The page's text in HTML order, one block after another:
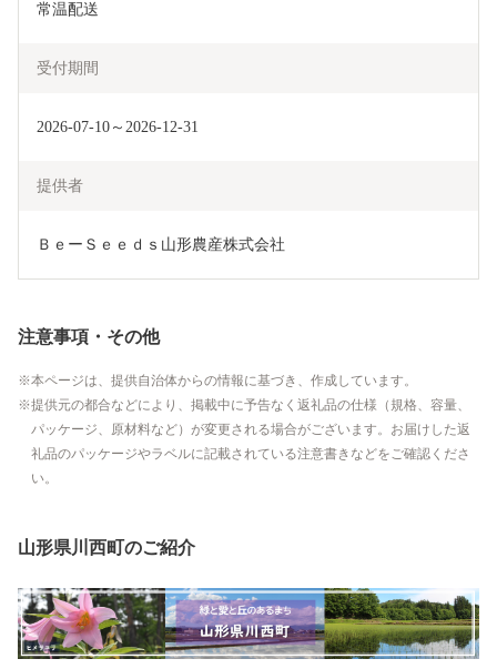
常温配送
受付期間
2026-07-10～2026-12-31
提供者
ＢｅーＳｅｅｄｓ山形農産株式会社
注意事項・その他
本ページは、提供自治体からの情報に基づき、作成しています。
提供元の都合などにより、掲載中に予告なく返礼品の仕様（規格、容量、
パッケージ、原材料など）が変更される場合がございます。お届けした返
礼品のパッケージやラベルに記載されている注意書きなどをご確認くださ
い。
山形県川西町のご紹介